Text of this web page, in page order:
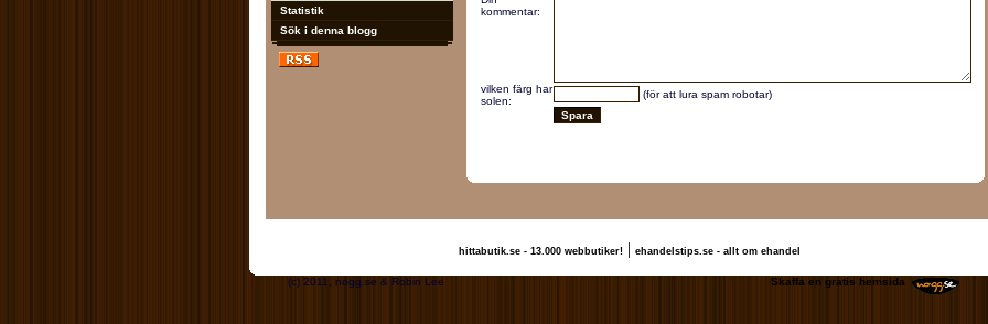
Statistik
Sök i denna blogg
kommentar:
vilken färg har
solen:
(för att lura spam robotar)
hittabutik.se - 13.000 webbutiker!| ehandelstips.se - allt om ehandel
(c) 2011, nogg.se & Robin Lee Skaffa en gratis hemsida